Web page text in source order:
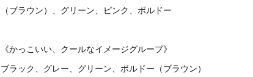
（ブラウン）、グリーン、ピンク、ボルドー
《かっこいい、クールなイメージグループ》
ブラック、グレー、グリーン、ボルドー（ブラウン）